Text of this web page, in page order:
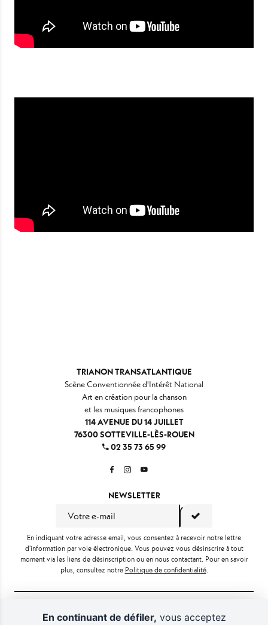
TRIANON TRANSATLANTIQUE
Scène Conventionnée d'Intérêt National
Art en création pour la chanson
et les musiques francophones
114 AVENUE DU 14 JUILLET
76300 SOTTEVILLE-LÈS-ROUEN
02 35 73 65 99
NEWSLETTER
En indiquant votre adresse email, vous consentez à recevoir notre lettre
d'information par voie électronique. Vous pouvez vous désinscrire à tout
moment via les liens de désinscription ou en nous contactant. Pour en savoir
plus, consultez notre Politique de confidentialité.
En continuant de défiler, vous acceptez